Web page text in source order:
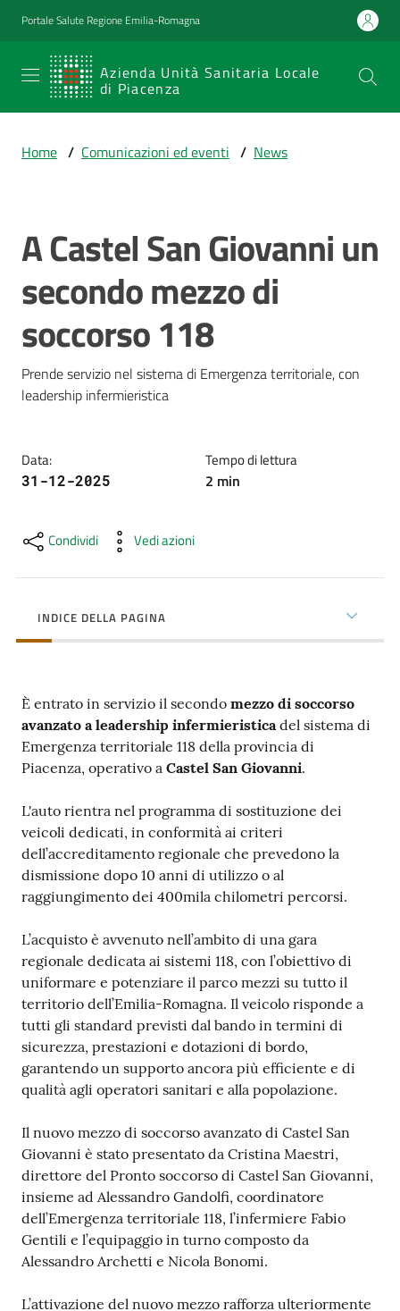
Vai al contenuto
Vai alla navigazione
Vai al footer
Portale Salute Regione Emilia-Romagna
Azienda Unità Sanitaria Locale
di Piacenza
SERVIZIO
SANITARIO
Emilia-
Sanitaria Locale
di Piacenza
e
percorsi
di
cura
Come
territorio
Studiare
a
Piacenza
Costruiamo
Salute
Novità
Scuole
Imprese
ed Enti
Seguici
su
Home / Comunicazioni ed eventi / News
Salta al contenuto
A Castel San Giovanni un
secondo mezzo di
soccorso 118
Prende servizio nel sistema di Emergenza territoriale, con
leadership infermieristica
Data:
31-12-2025
Tempo di lettura
2 min
Condividi Vedi azioni
INDICE DELLA PAGINA
È entrato in servizio il secondo mezzo di soccorso
avanzato a leadership infermieristicadel sistema di
Emergenza territoriale 118 della provincia di
Piacenza, operativo a Castel San Giovanni.
L'auto rientra nel programma di sostituzione dei
veicoli dedicati, in conformità ai criteri
dell’accreditamento regionale che prevedono la
dismissione dopo 10 anni di utilizzo o al
raggiungimento dei 400mila chilometri percorsi.
L’acquisto è avvenuto nell’ambito di una gara
regionale dedicata ai sistemi 118, con l’obiettivo di
uniformare e potenziare il parco mezzi su tutto il
territorio dell’Emilia-Romagna. Il veicolo risponde a
tutti gli standard previsti dal bando in termini di
sicurezza, prestazioni e dotazioni di bordo,
garantendo un supporto ancora più efficiente e di
qualità agli operatori sanitari e alla popolazione.
Il nuovo mezzo di soccorso avanzato di Castel San
Giovanni è stato presentato da Cristina Maestri,
direttore del Pronto soccorso di Castel San Giovanni,
insieme ad Alessandro Gandolfi, coordinatore
dell’Emergenza territoriale 118, l’infermiere Fabio
Gentili e l’equipaggio in turno composto da
Alessandro Archetti e Nicola Bonomi.
L’attivazione del nuovo mezzo rafforza ulteriormente